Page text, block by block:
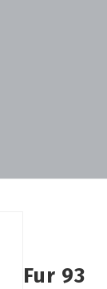
Fur 93